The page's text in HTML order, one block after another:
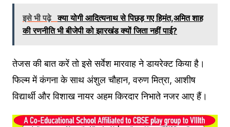
इसे भी पढ़े क्या योगी आदित्यनाथ से पिछड़ गए हिमंत,अमित शाह
की रणनीति भी बीजेपी को झारखंड क्यों जिता नहीं पाई?
तेजस की बात करें तो इसे सर्वेश मारवाह ने डायरेक्ट किया है।
फिल्म में कंगना के साथ अंशुल चौहान, वरुण मित्रा, आशीष
विद्यार्थी और विशाख नायर अहम किरदार निभाते नजर आए हैं।